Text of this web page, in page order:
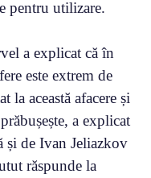
pentru utilizare.
a explicat că în
este extrem de
la această afacere și
a explicat
și de Ivan Jeliazkov
răspunde la